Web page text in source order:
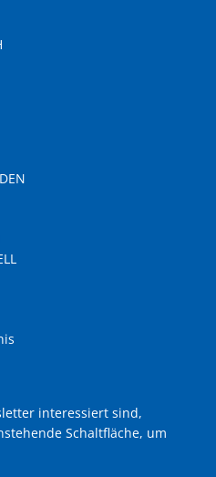
interessiert sind,
Schaltfläche, um